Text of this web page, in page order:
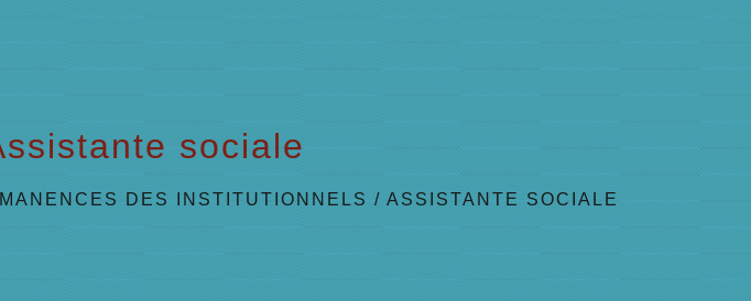
sociale
DES INSTITUTIONNELS / ASSISTANTE SOCIALE